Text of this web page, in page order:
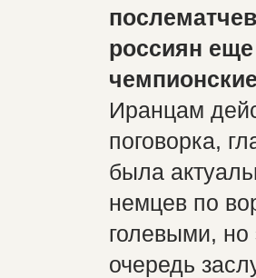
россиян
Иранцам
поговорка,
была
немцев по
голевыми,
очередь